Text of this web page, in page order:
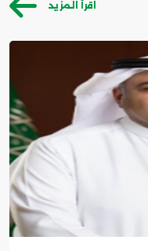
اقرأ المزيد